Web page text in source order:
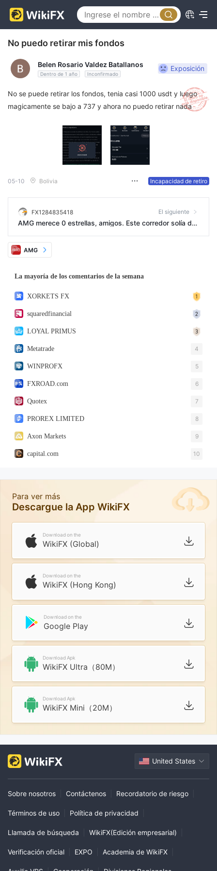
No puedo retirar mis fondos
Belen Rosario Valdez Batallanos
Dentro de 1 año Inconfirmado
Exposición
No se puede retirar los fondos, tenia casi 1000 usdt y luego
magicamente se bajo a 737 y ahora no puedo retirar nada
05-10 Bolivia Incapacidad de retiro
FX1284835418
AMG merece 0 estrellas, amigos. Este corredor solía def
ertir en petróleo pronto debido a los diferenciales extrem
adamente altos. AMG me instó a depositar más, y puse
otros $ 500, sigo perdiendo... Lo más irritante es que m
e pidieron que pagara tarifas de salida adicionales si cie
El siguiente
AMG
La mayoría de los comentarios de la semana
XORKETS FX
squaredfinancial
LOYAL PRIMUS
Metatrade 4
WINPROFX 5
FXROAD.com 6
Quotex 7
PROREX LIMITED 8
Axon Markets 9
capital.com 10
Para ver más
Descargue la App WikiFX
Download on the
WikiFX (Global)
Download on the
WikiFX (Hong Kong)
Download on the
Google Play
Download Apk
WikiFX Ultra（80M）
Download Apk
WikiFX Mini（20M）
United States
Sobre nosotros Contáctenos Recordatorio de riesgo
Términos de uso Política de privacidad
Llamada de búsqueda WikiFX(Edición empresarial)
Verificación oficial EXPO Academia de WikiFX